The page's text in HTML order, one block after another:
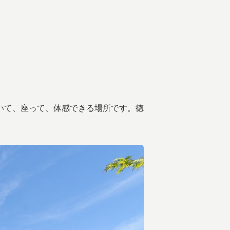
、座って、体感できる場所です。徳